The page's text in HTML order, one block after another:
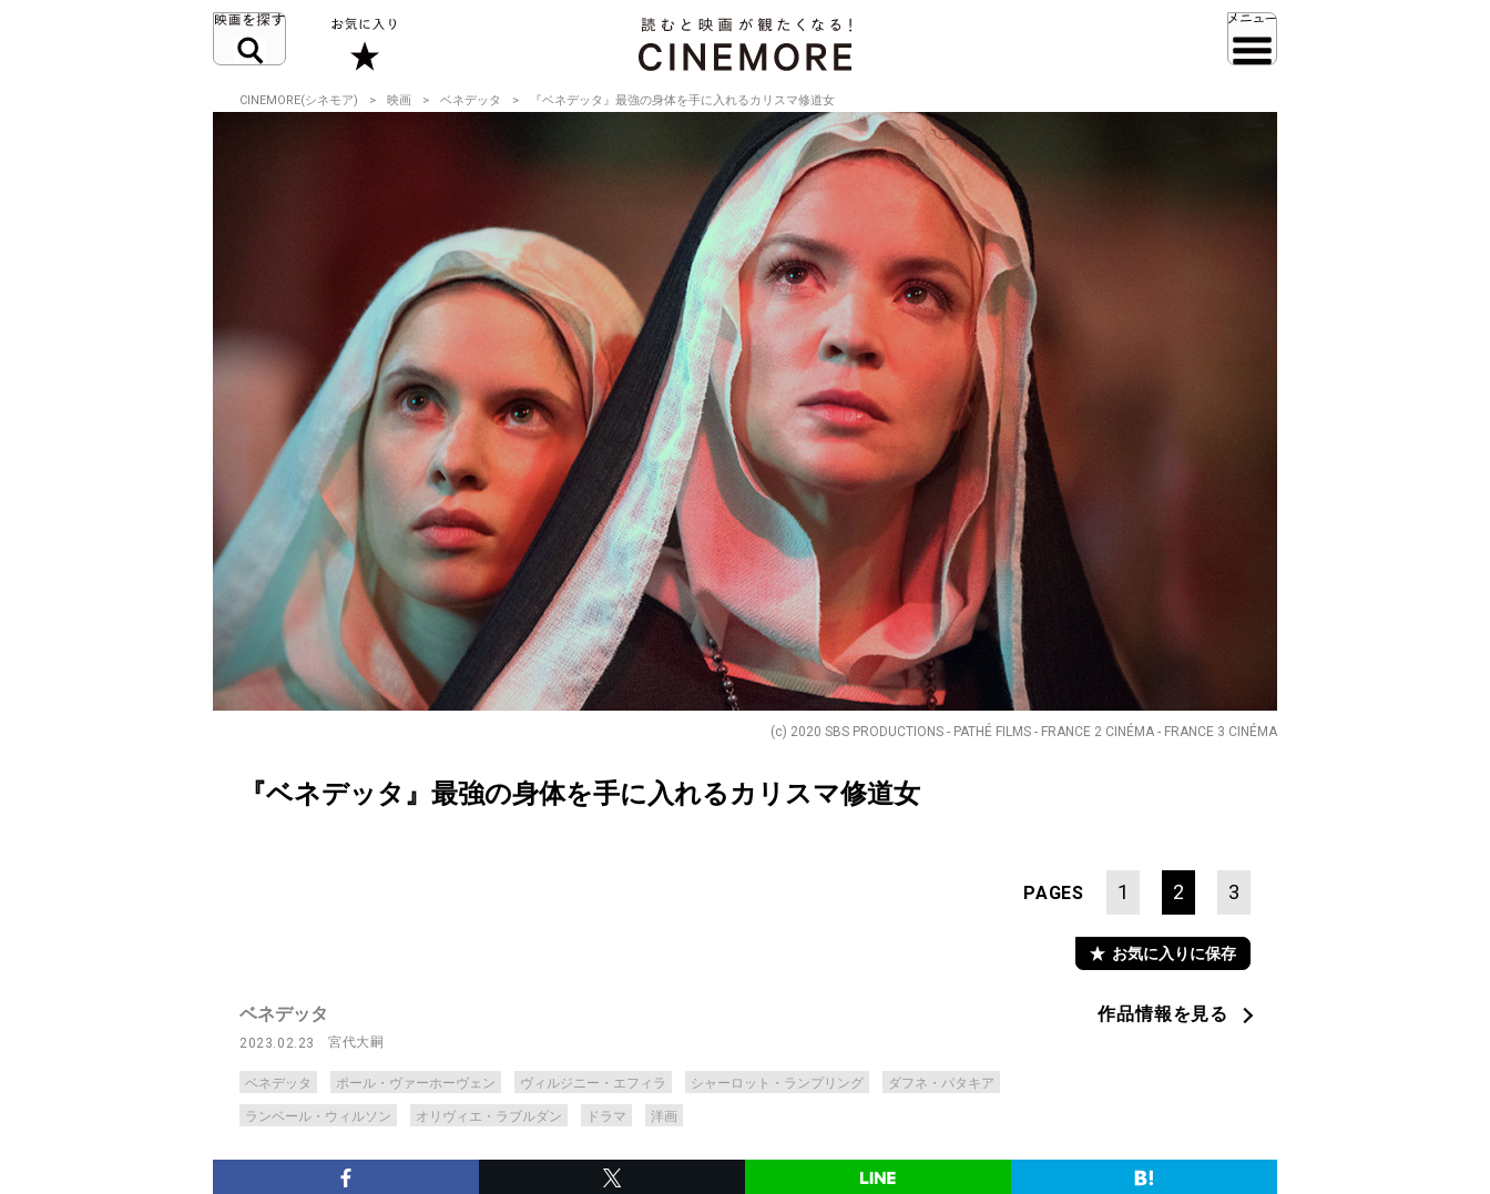
CINEMORE(シネモア) 映画 ベネデッタ 『ベネデッタ』最強の身体を手に入れるカリスマ修道女
(c) 2020 SBS PRODUCTIONS - PATHÉ FILMS - FRANCE 2 CINÉMA - FRANCE 3 CINÉMA
『ベネデッタ』最強の身体を手に入れるカリスマ修道女
PAGES 1 2 3
お気に入りに保存
ベネデッタ
2023.02.23 宮代大嗣
ベネデッタ ポール・ヴァーホーヴェン ヴィルジニー・エフィラ シャーロット・ランプリング ダフネ・パタキア
ランベール・ウィルソン オリヴィエ・ラブルダン ドラマ 洋画
作品情報を見る